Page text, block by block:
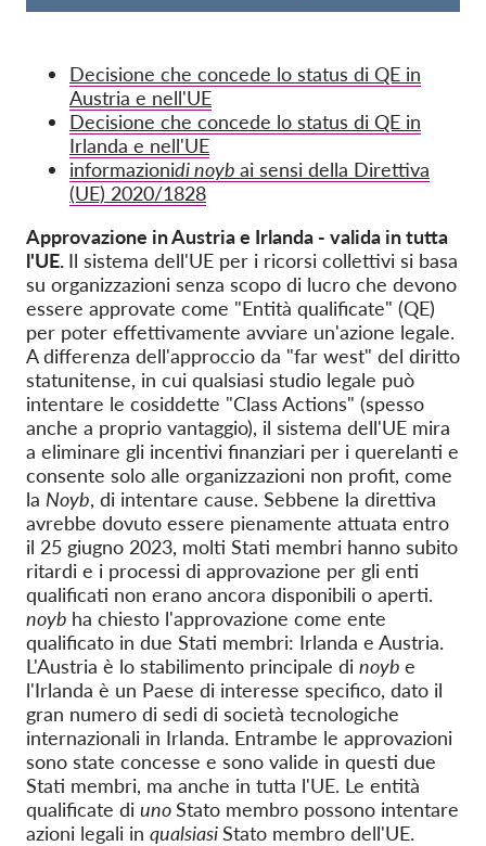
Decisione che concede lo status di QE in
Austria e nell'UE
Decisione che concede lo status di QE in
Irlanda e nell'UE
informazionidi noyb ai sensi della Direttiva
(UE) 2020/1828
Approvazione in Austria e Irlanda - valida in tutta
l'UE. Il sistema dell'UE per i ricorsi collettivi si basa
su organizzazioni senza scopo di lucro che devono
essere approvate come "Entità qualificate" (QE)
per poter effettivamente avviare un'azione legale.
A differenza dell'approccio da "far west" del diritto
statunitense, in cui qualsiasi studio legale può
intentare le cosiddette "Class Actions" (spesso
anche a proprio vantaggio), il sistema dell'UE mira
a eliminare gli incentivi finanziari per i querelanti e
consente solo alle organizzazioni non profit, come
la Noyb, di intentare cause. Sebbene la direttiva
avrebbe dovuto essere pienamente attuata entro
il 25 giugno 2023, molti Stati membri hanno subito
ritardi e i processi di approvazione per gli enti
qualificati non erano ancora disponibili o aperti.
noyb ha chiesto l'approvazione come ente
qualificato in due Stati membri: Irlanda e Austria.
L'Austria è lo stabilimento principale di noyb e
l'Irlanda è un Paese di interesse specifico, dato il
gran numero di sedi di società tecnologiche
internazionali in Irlanda. Entrambe le approvazioni
sono state concesse e sono valide in questi due
Stati membri, ma anche in tutta l'UE. Le entità
qualificate di unoStato membro possono intentare
azioni legali in qualsiasiStato membro dell'UE.